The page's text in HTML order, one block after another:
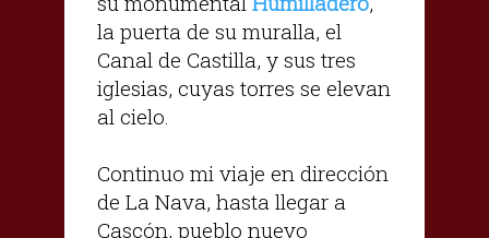
la puerta de su muralla, el
Canal de Castilla, y sus tres
iglesias, cuyas torres se elevan
al cielo.
Continuo mi viaje en dirección
de La Nava, hasta llegar a
Cascón, pueblo nuevo